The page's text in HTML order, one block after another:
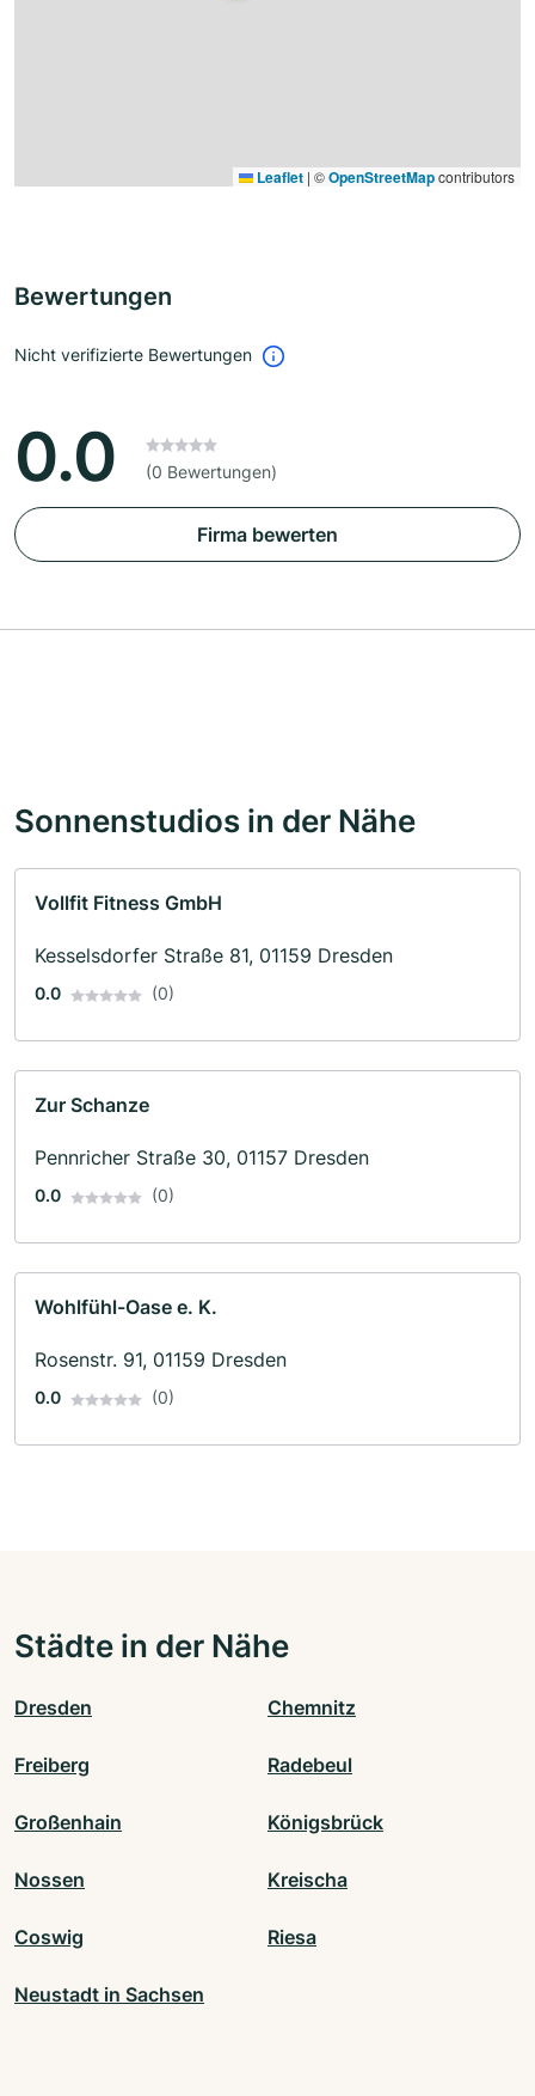
Leaflet | ©OpenStreetMapcontributors
Bewertungen
Nicht verifizierte Bewertungen
0.0 (0 Bewertungen)
Firma bewerten
Sonnenstudios in der Nähe
Vollfit Fitness GmbH
Kesselsdorfer Straße 81, 01159 Dresden
0.0 (0)
Zur Schanze
Pennricher Straße 30, 01157 Dresden
0.0 (0)
Wohlfühl-Oase e. K.
Rosenstr. 91, 01159 Dresden
0.0 (0)
Städte in der Nähe
Dresden Chemnitz
Freiberg Radebeul
Großenhain Königsbrück
Nossen Kreischa
Coswig Riesa
Neustadt in Sachsen